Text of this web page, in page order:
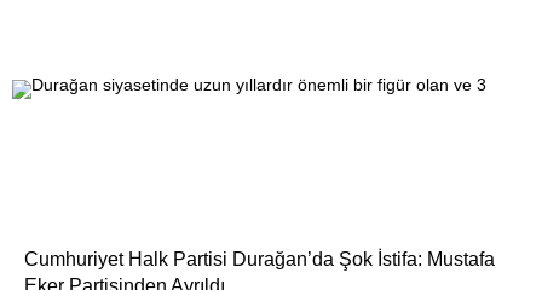
Cumhuriyet Halk Partisi Durağan’da Şok İstifa: Mustafa
Eker Partisinden Ayrıldı